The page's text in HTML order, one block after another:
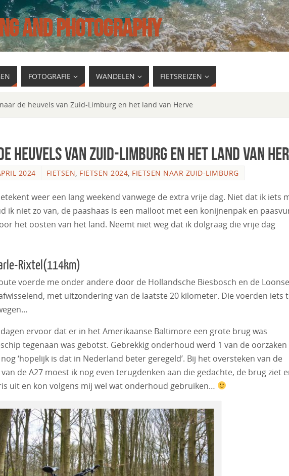
AND PHOTOGRAPHY
FOTOGRAFIE WANDELEN FIETSREIZEN
de heuvels van Zuid-Limburg en het land van Herve
heuvels van Zuid-Limburg en het land van
2024 FIETSEN, FIETSEN 2024, FIETSEN NAAR ZUID-LIMBURG
weer een lang weekend vanwege de extra vrije dag. Niet dat ik iets
ik niet zo van, de paashaas is een malloot met een konijnenpak en
het oosten van het land. Neemt niet weg dat ik dolgraag die vrije dag
Rixtel(114km)
voerde me onder andere door de Hollandsche Biesbosch en de
met uitzondering van de laatste 20 kilometer. Die voerden iets
ervoor dat er in het Amerikaanse Baltimore een grote brug was
tegenaan was gebotst. Gebrekkig onderhoud werd 1 van de oorzaken
‘hopelijk is dat in Nederland beter geregeld’. Bij het oversteken van de
de A27 moest ik nog even terugdenken aan die gedachte, de brug ziet
uit en kon volgens mij wel wat onderhoud gebruiken…